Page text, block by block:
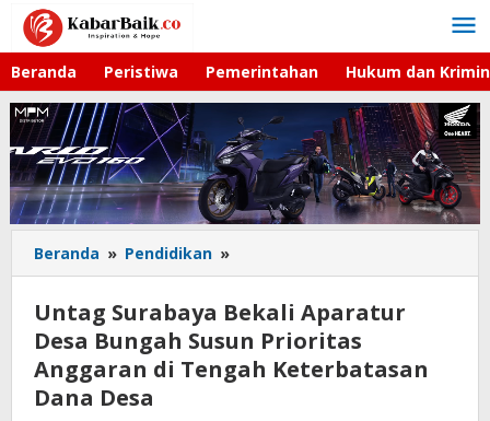
Lewati
konten
Beranda Peristiwa Pemerintahan Hukum dan
Beranda » Pendidikan »
Surabaya
Bekali
Aparatur
Desa
Bungah
Untag Surabaya Bekali Aparatur
Desa Bungah Susun Prioritas
Anggaran di Tengah Keterbatasan
Dana Desa